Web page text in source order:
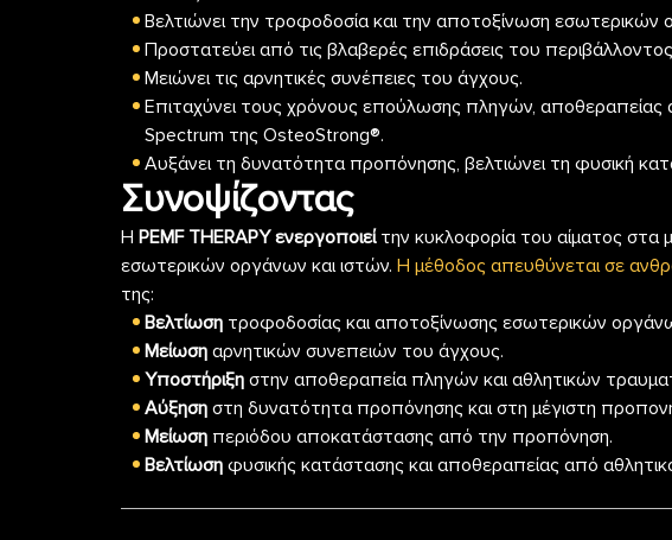
Βελτιώνει την τροφοδοσία και την αποτοξίνωση εσωτερικών
Προστατεύει από τις βλαβερές επιδράσεις του
Μειώνει τις αρνητικές συνέπειες του άγχους.
Επιταχύνει τους χρόνους επούλωσης πληγών,
Spectrum της OsteoStrong®.
Αυξάνει τη δυνατότητα προπόνησης, βελτιώνει τη φυσική
Συνοψίζοντας
Η PEMF THERAPY ενεργοποιείτην κυκλοφορία του αίματος στα
εσωτερικών οργάνων και ιστών. Η μέθοδος απευθύνεται σε
της:
Βελτίωση τροφοδοσίας και αποτοξίνωσης εσωτερικών
Μείωση αρνητικών συνεπειών του άγχους.
Υποστήριξη στην αποθεραπεία πληγών και αθλητικών
Αύξηση στη δυνατότητα προπόνησης και στη μέγιστη
Μείωση περιόδου αποκατάστασης από την προπόνηση.
Βελτίωση φυσικής κατάστασης και αποθεραπείας από